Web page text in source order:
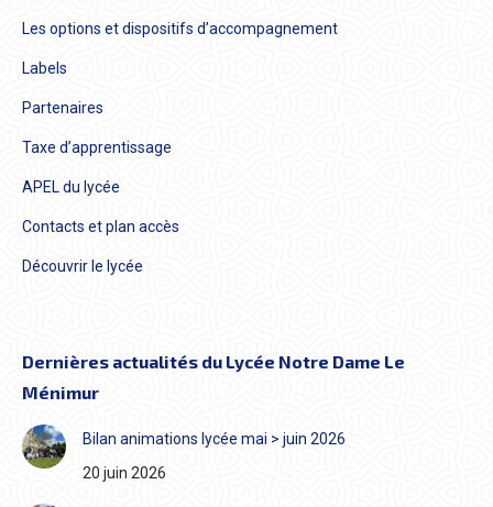
Les options et dispositifs d’accompagnement
Labels
Partenaires
Taxe d’apprentissage
APEL du lycée
Contacts et plan accès
Découvrir le lycée
Dernières actualités du Lycée Notre Dame Le
Ménimur
Bilan animations lycée mai > juin 2026
20 juin 2026